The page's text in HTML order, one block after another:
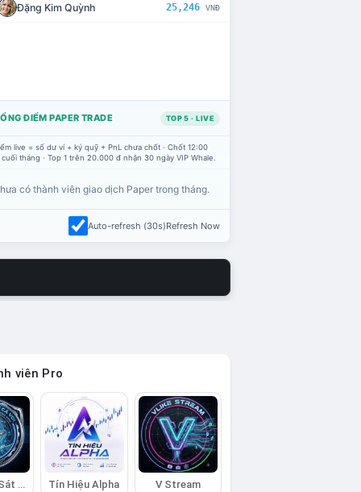
Đặng Kim Quỳnh 25,246 VNĐ
ĐIỂM PAPER TRADE TOP 5 · LIVE
live = số dư ví + ký quỹ + PnL chưa chốt · Chốt 12:00
tháng · Top 1 trên 20.000 đ nhận 30 ngày VIP Whale.
có thành viên giao dịch Paper trong tháng.
Auto-refresh (30s)Refresh Now
viên Pro
Đội Trinh Sát Cá Voi Tín Hiệu Alpha V Stream